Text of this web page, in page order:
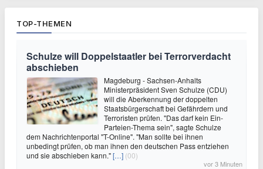
TOP-THEMEN
Schulze will Doppelstaatler bei Terrorverdacht
abschieben
Magdeburg - Sachsen-Anhalts
Ministerpräsident Sven Schulze (CDU)
will die Aberkennung der doppelten
Staatsbürgerschaft bei Gefährdern und
Terroristen prüfen. "Das darf kein Ein-
Parteien-Thema sein", sagte Schulze
dem Nachrichtenportal "T-Online". "Man sollte bei ihnen
unbedingt prüfen, ob man ihnen den deutschen Pass entziehen
und sie abschieben kann."[…] (00)
vor 3 Minuten